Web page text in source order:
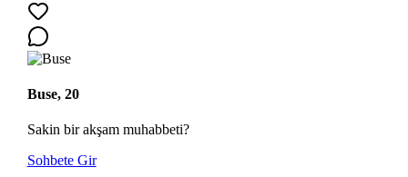
Buse, 20
Sakin bir akşam muhabbeti?
Sohbete Gir